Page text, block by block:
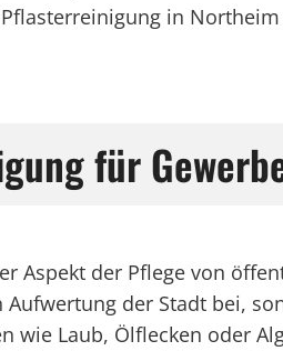
in
für
der Pflege von
der Stadt bei,
wie Laub, Ölflecken oder